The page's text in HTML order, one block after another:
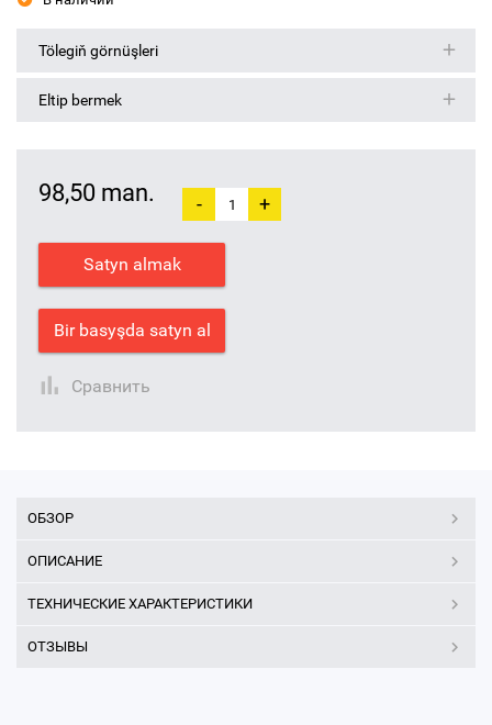
Tölegiň görnüşleri
Eltip bermek
98,50 man. - +
Satyn almak
Bir basyşda satyn al
Сравнить
ОБЗОР
ОПИСАНИЕ
ТЕХНИЧЕСКИЕ ХАРАКТЕРИСТИКИ
ОТЗЫВЫ